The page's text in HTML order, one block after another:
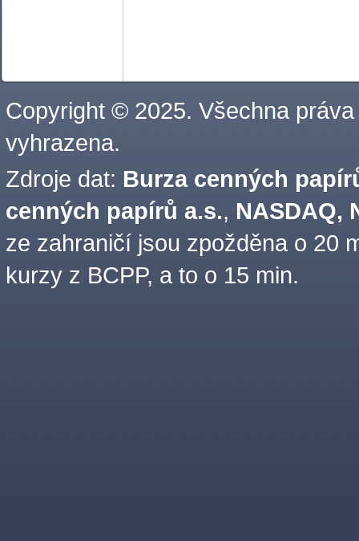
Copyright © 2025. Všechna práva
vyhrazena.
Zdroje dat: Burza cenných
cenných papírů a.s., NASDAQ,
ze zahraničí jsou zpožděna o 20
kurzy z BCPP, a to o 15 min.